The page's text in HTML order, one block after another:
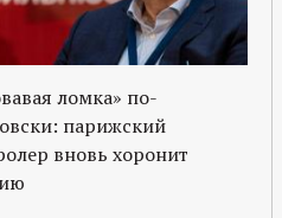
ломка» по-
парижский
вновь хоронит